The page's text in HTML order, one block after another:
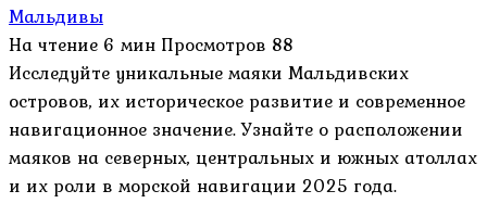
Мальдивы
На чтение 6 мин Просмотров 88
Исследуйте уникальные маяки Мальдивских
островов, их историческое развитие и современное
навигационное значение. Узнайте о расположении
маяков на северных, центральных и южных атоллах
и их роли в морской навигации 2025 года.